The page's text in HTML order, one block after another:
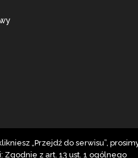
„Przejdź do serwisu”,
z art. 13 ust. 1 ogólnego